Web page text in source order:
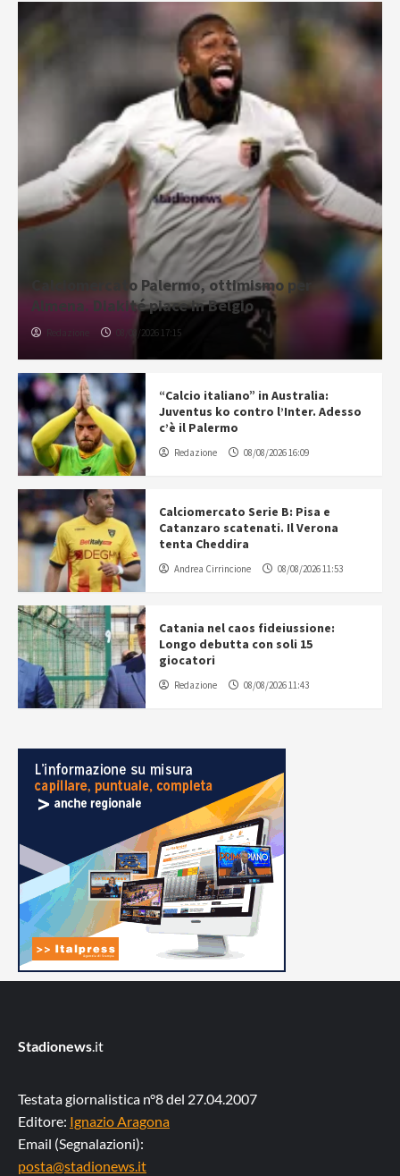
Calciomercato Palermo, ottimismo per
Almena. Diakité piace in Belgio
08/08/2026 17:15
“Calcio italiano” in Australia:
Juventus ko contro l’Inter. Adesso
c’è il Palermo
Redazione 08/08/2026 16:09
Calciomercato Serie B: Pisa e
Catanzaro scatenati. Il Verona
tenta Cheddira
Andrea Cirrincione 08/08/2026 11:53
Catania nel caos fideiussione:
Longo debutta con soli 15
giocatori
Redazione 08/08/2026 11:43
Stadionews.it
Testata giornalistica n°8 del 27.04.2007
Editore: Ignazio Aragona
Email (Segnalazioni):
posta@stadionews.it